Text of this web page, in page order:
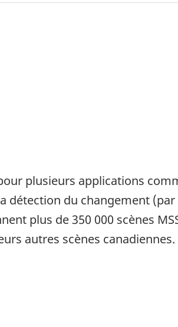
plusieurs applications
du changement
plus de 350 000 scènes
autres scènes canadiennes.